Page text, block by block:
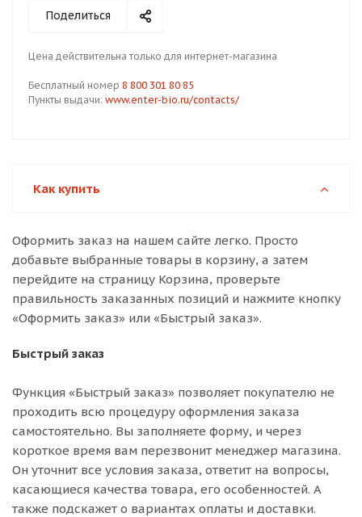
Поделиться
Цена действительна только для интернет-магазина
Бесплатный номер 8 800 301 80 85
Пункты выдачи: www.enter-bio.ru/contacts/
Как купить
Оформить заказ на нашем сайте легко. Просто
добавьте выбранные товары в корзину, а затем
перейдите на страницу Корзина, проверьте
правильность заказанных позиций и нажмите кнопку
«Оформить заказ» или «Быстрый заказ».
Быстрый заказ
Функция «Быстрый заказ» позволяет покупателю не
проходить всю процедуру оформления заказа
самостоятельно. Вы заполняете форму, и через
короткое время вам перезвонит менеджер магазина.
Он уточнит все условия заказа, ответит на вопросы,
касающиеся качества товара, его особенностей. А
также подскажет о вариантах оплаты и доставки.